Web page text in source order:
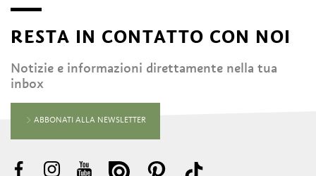
RESTA IN CONTATTO CON NOI
Notizie e informazioni direttamente nella tua
inbox
ABBONATI ALLA NEWSLETTER